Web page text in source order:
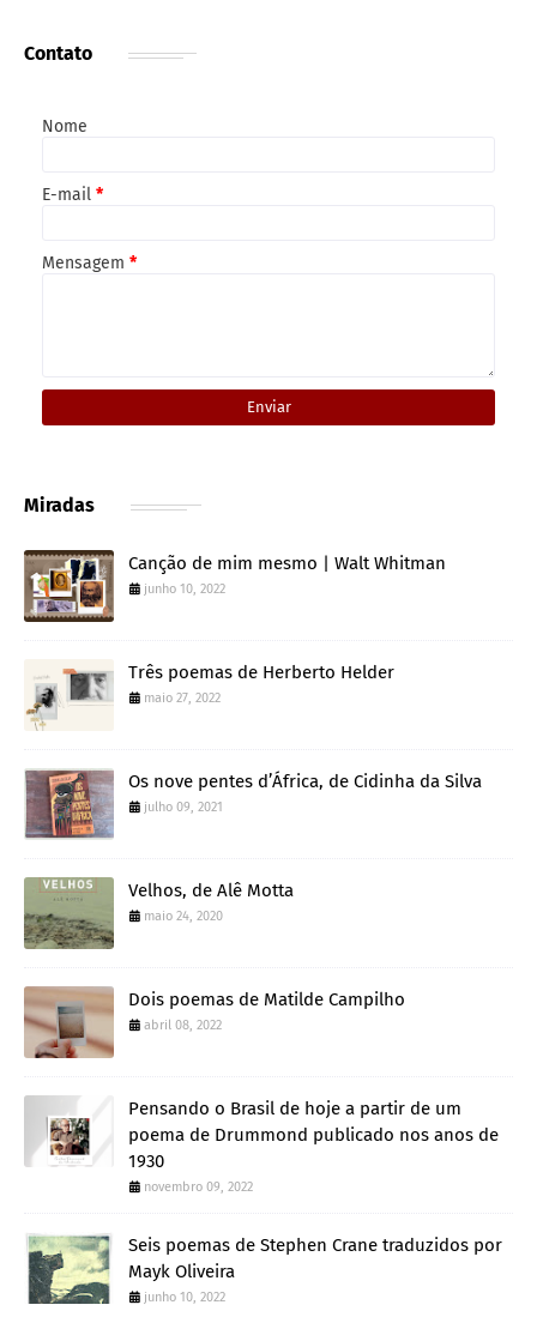
Contato
Nome
E-mail *
Mensagem *
Miradas
Canção de mim mesmo | Walt Whitman
junho 10, 2022
Três poemas de Herberto Helder
maio 27, 2022
Os nove pentes d’África, de Cidinha da Silva
julho 09, 2021
Velhos, de Alê Motta
maio 24, 2020
Dois poemas de Matilde Campilho
abril 08, 2022
Pensando o Brasil de hoje a partir de um
poema de Drummond publicado nos anos de
1930
novembro 09, 2022
Seis poemas de Stephen Crane traduzidos por
Mayk Oliveira
junho 10, 2022